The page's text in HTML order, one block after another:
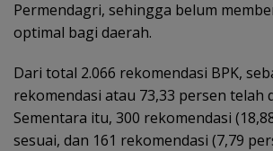
Permendagri, sehingga belum
optimal bagi daerah.
‎Dari total 2.066 rekomendasi BPK,
rekomendasi atau 73,33 persen telah
Sementara itu, 300 rekomendasi
sesuai, dan 161 rekomendasi (7,79